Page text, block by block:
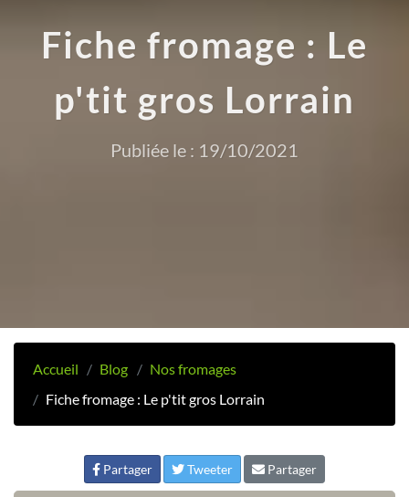
Fiche fromage : Le
p'tit gros Lorrain
Publiée le : 19/10/2021
Accueil Blog
Nos fromages
Fiche fromage : Le p'tit gros Lorrain
Partager Tweeter Partager